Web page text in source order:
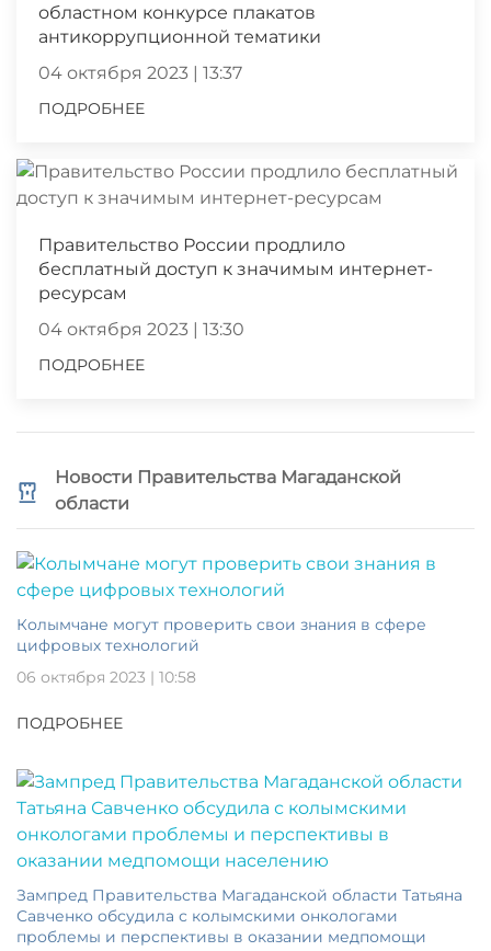
областном конкурсе плакатов
антикоррупционной тематики
04 октября 2023 | 13:37
ПОДРОБНЕЕ
Правительство России продлило
бесплатный доступ к значимым интернет-
ресурсам
04 октября 2023 | 13:30
ПОДРОБНЕЕ
Новости Правительства Магаданской
области
Колымчане могут проверить свои знания в сфере
цифровых технологий
06 октября 2023 | 10:58
ПОДРОБНЕЕ
Зампред Правительства Магаданской области Татьяна
Савченко обсудила с колымскими онкологами
проблемы и перспективы в оказании медпомощи